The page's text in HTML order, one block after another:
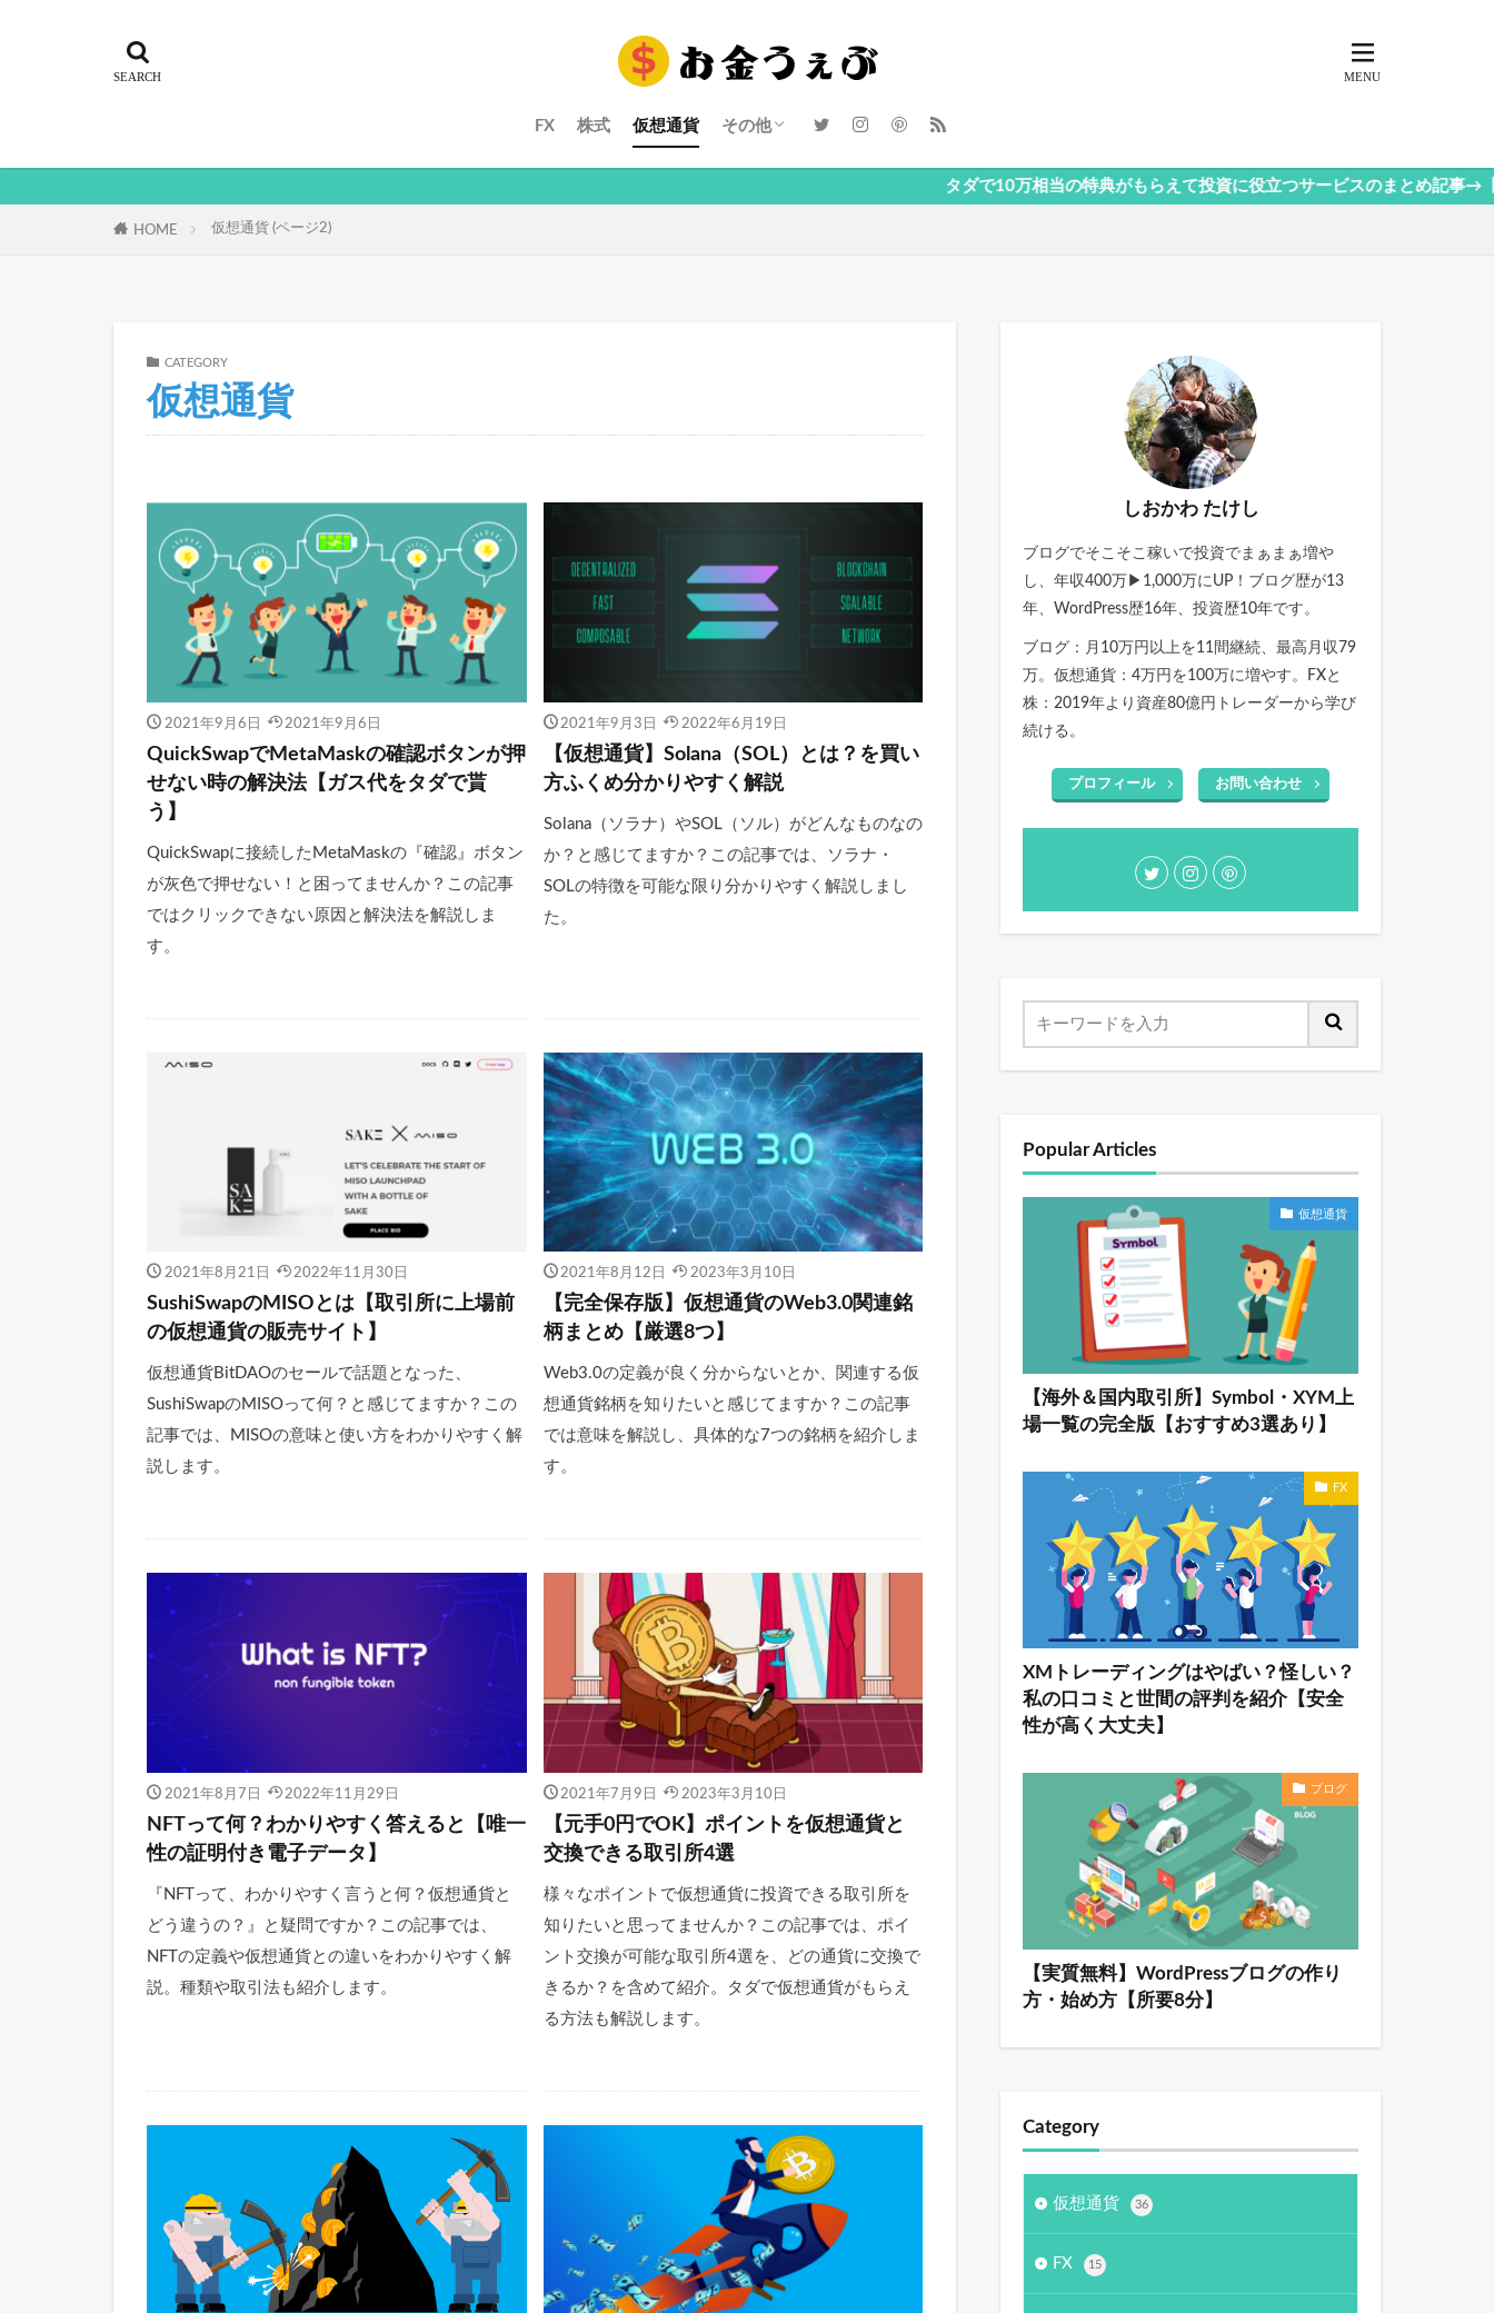
FX 株式 仮想通貨 その他
タダで10万相当の特典がもらえて投資に役立つサービスのまとめ記事→【今すぐクリック
HOME 仮想通貨 (ページ2)
CATEGORY
仮想通貨
2021年9月6日 2021年9月6日
QuickSwapでMetaMaskの確認ボタンが押
せない時の解決法【ガス代をタダで貰
う】
QuickSwapに接続したMetaMaskの『確認』ボタン
が灰色で押せない！と困ってませんか？この記事
ではクリックできない原因と解決法を解説しま
す。
2021年9月3日 2022年6月19日
【仮想通貨】Solana（SOL）とは？を買い
方ふくめ分かりやすく解説
Solana（ソラナ）やSOL（ソル）がどんなものなの
か？と感じてますか？この記事では、ソラナ・
SOLの特徴を可能な限り分かりやすく解説しまし
た。
2021年8月21日 2022年11月30日
SushiSwapのMISOとは【取引所に上場前
の仮想通貨の販売サイト】
仮想通貨BitDAOのセールで話題となった、
SushiSwapのMISOって何？と感じてますか？この
記事では、MISOの意味と使い方をわかりやすく解
説します。
2021年8月12日 2023年3月10日
【完全保存版】仮想通貨のWeb3.0関連銘
柄まとめ【厳選8つ】
Web3.0の定義が良く分からないとか、関連する仮
想通貨銘柄を知りたいと感じてますか？この記事
では意味を解説し、具体的な7つの銘柄を紹介しま
す。
2021年8月7日 2022年11月29日
NFTって何？わかりやすく答えると【唯一
性の証明付き電子データ】
『NFTって、わかりやすく言うと何？仮想通貨と
どう違うの？』と疑問ですか？この記事では、
NFTの定義や仮想通貨との違いをわかりやすく解
説。種類や取引法も紹介します。
2021年7月9日 2023年3月10日
【元手0円でOK】ポイントを仮想通貨と
交換できる取引所4選
様々なポイントで仮想通貨に投資できる取引所を
知りたいと思ってませんか？この記事では、ポイ
ント交換が可能な取引所4選を、どの通貨に交換で
きるか？を含めて紹介。タダで仮想通貨がもらえ
る方法も解説します。
しおかわ たけし
ブログでそこそこ稼いで投資でまぁまぁ増や
し、年収400万▶1,000万にUP！ブログ歴が13
年、WordPress歴16年、投資歴10年です。
ブログ：月10万円以上を11間継続、最高月収79
万。仮想通貨：4万円を100万に増やす。FXと
株：2019年より資産80億円トレーダーから学び
続ける。
プロフィール お問い合わせ
Popular Articles
仮想通貨
【海外＆国内取引所】Symbol・XYM上
場一覧の完全版【おすすめ3選あり】
FX
XMトレーディングはやばい？怪しい？
私の口コミと世間の評判を紹介【安全
性が高く大丈夫】
ブログ
【実質無料】WordPressブログの作り
方・始め方【所要8分】
Category
仮想通貨 36
FX 15